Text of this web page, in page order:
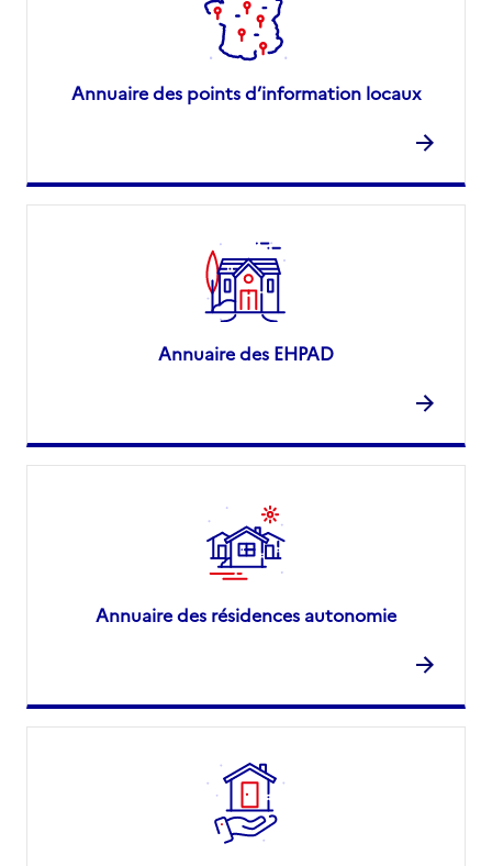
Annuaire des points d’information locaux
Annuaire des EHPAD
Annuaire des résidences autonomie